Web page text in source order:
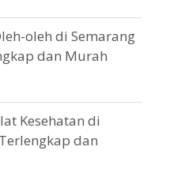
oleh di Semarang
dan Murah
Kesehatan di
dan